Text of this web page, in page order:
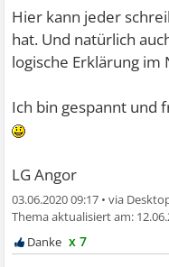
Hier kann jeder
hat. Und natürlich
logische Erklärung im
Ich bin gespannt und
LG Angor
03.06.2020 09:17 •
x 7